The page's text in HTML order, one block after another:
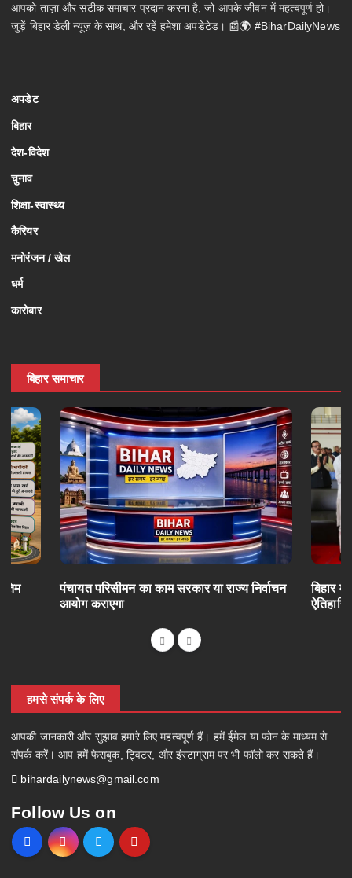
आपको ताज़ा और सटीक समाचार प्रदान करना है, जो आपके जीवन में महत्वपूर्ण हो।
जुड़ें बिहार डेली न्यूज़ के साथ, और रहें हमेशा अपडेटेड। 📰🌍 #BiharDailyNews
अपडेट
बिहार
देश-विदेश
चुनाव
शिक्षा-स्वास्थ्य
कैरियर
मनोरंजन / खेल
धर्म
कारोबार
बिहार समाचार
पंचायत परिसीमन का काम सरकार या राज्य निर्वाचन
आयोग कराएगा
बिहार
हमसे संपर्क के लिए
आपकी जानकारी और सुझाव हमारे लिए महत्वपूर्ण हैं। हमें ईमेल या फोन के माध्यम से
संपर्क करें। आप हमें फेसबुक, ट्विटर, और इंस्टाग्राम पर भी फॉलो कर सकते हैं।
bihardailynews@gmail.com
Follow Us on